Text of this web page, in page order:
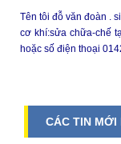
Tên tôiđỗ văn đoàn .
cơ khí:sửa chữa-chế
hoặc số điện thoại
CÁC TIN MỚI